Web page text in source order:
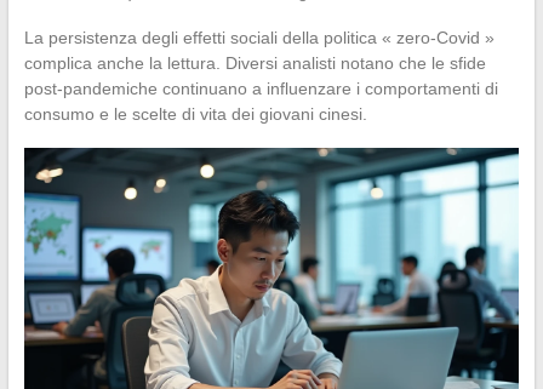
La persistenza degli effetti sociali della politica « zero-Covid »
complica anche la lettura. Diversi analisti notano che le sfide
post-pandemiche continuano a influenzare i comportamenti di
consumo e le scelte di vita dei giovani cinesi.